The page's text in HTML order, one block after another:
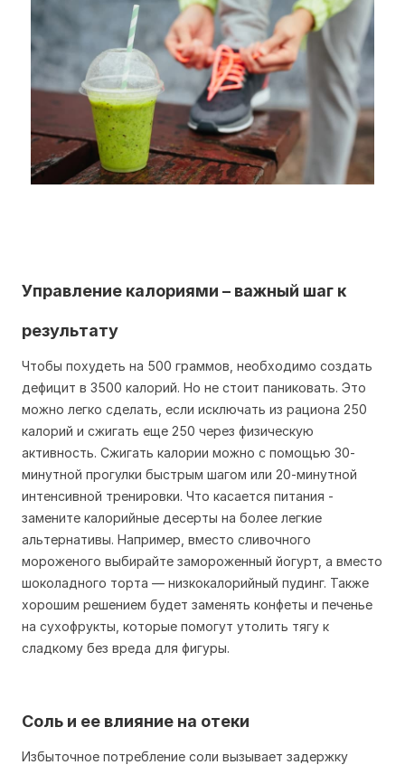
Управление калориями – важный шаг к
результату
Чтобы похудеть на 500 граммов, необходимо создать
дефицит в 3500 калорий. Но не стоит паниковать. Это
можно легко сделать, если исключать из рациона 250
калорий и сжигать еще 250 через физическую
активность. Сжигать калории можно с помощью 30-
минутной прогулки быстрым шагом или 20-минутной
интенсивной тренировки. Что касается питания -
замените калорийные десерты на более легкие
альтернативы. Например, вместо сливочного
мороженого выбирайте замороженный йогурт, а вместо
шоколадного торта — низкокалорийный пудинг. Также
хорошим решением будет заменять конфеты и печенье
на сухофрукты, которые помогут утолить тягу к
сладкому без вреда для фигуры.
Соль и ее влияние на отеки
Избыточное потребление соли вызывает задержку